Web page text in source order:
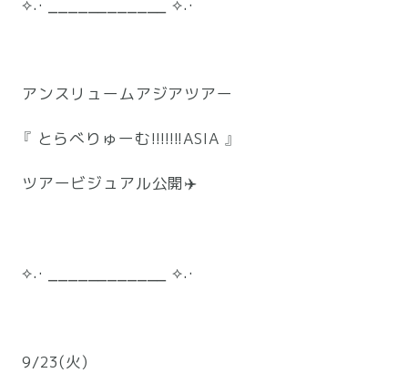
⟡.· ⎯⎯⎯⎯⎯⎯⎯⎯⎯⎯⎯⎯ ⟡.·
アンスリュームアジアツアー
『 とらべりゅーむ!!!!!!!ASIA 』
ツアービジュアル公開✈️
⟡.· ⎯⎯⎯⎯⎯⎯⎯⎯⎯⎯⎯⎯ ⟡.·
9/23(火)